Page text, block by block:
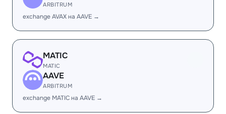
ARBITRUM
exchange AVAX на AAVE →
MATIC
MATIC
AAVE
ARBITRUM
exchange MATIC на AAVE →